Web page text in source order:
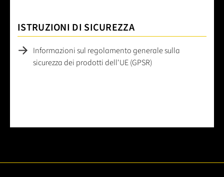
ISTRUZIONI DI SICUREZZA
Informazioni sul regolamento generale sulla
sicurezza dei prodotti dell'UE (GPSR)